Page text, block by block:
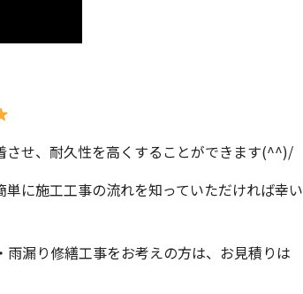
せ、耐久性を高くすることができます(^^)/
に施工工事の流れを知っていただければ幸い
漏り修繕工事をお考えの方は、お見積りは